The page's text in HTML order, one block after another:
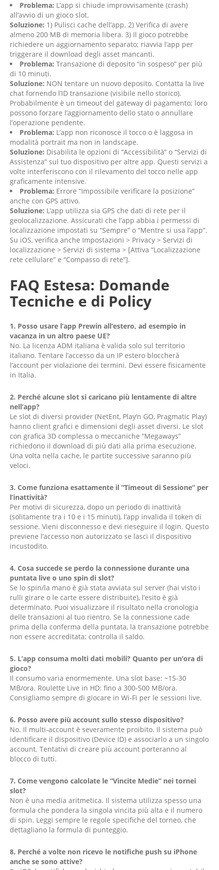
Problema: L’app si chiude improvvisamente (crash)
all’avvio di un gioco slot.
Soluzione: 1) Pulisci cache dell’app. 2) Verifica di avere
almeno 200 MB di memoria libera. 3) Il gioco potrebbe
richiedere un aggiornamento separato; riavvia l’app per
triggerare il download degli asset mancanti.
Problema: Transazione di deposito “in sospeso” per più
di 10 minuti.
Soluzione: NON tentare un nuovo deposito. Contatta la live
chat fornendo l’ID transazione (visibile nello storico).
Probabilmente è un timeout del gateway di pagamento; loro
possono forzare l’aggiornamento dello stato o annullare
l’operazione pendente.
Problema: L’app non riconosce il tocco o è laggosa in
modalità portrait ma non in landscape.
Soluzione: Disabilita le opzioni di “Accessibilità” o “Servizi di
Assistenza” sul tuo dispositivo per altre app. Questi servizi a
volte interferiscono con il rilevamento del tocco nelle app
graficamente intensive.
Problema: Errore “Impossibile verificare la posizione”
anche con GPS attivo.
Soluzione: L’app utilizza sia GPS che dati di rete per il
geolocalizzazione. Assicurati che l’app abbia i permessi di
localizzazione impostati su “Sempre” o “Mentre si usa l’app”.
Su iOS, verifica anche Impostazioni > Privacy > Servizi di
localizzazione > Servizi di sistema > [Attiva “Localizzazione
rete cellulare” e “Compasso di rete”].
FAQ Estesa: Domande
Tecniche e di Policy
1. Posso usare l’app Prewin all’estero, ad esempio in
vacanza in un altro paese UE?
No. La licenza ADM italiana è valida solo sul territorio
italiano. Tentare l’accesso da un IP estero bloccherà
l’account per violazione dei termini. Devi essere fisicamente
in Italia.
2. Perché alcune slot si caricano più lentamente di altre
nell’app?
Le slot di diversi provider (NetEnt, Play’n GO, Pragmatic Play)
hanno client grafici e dimensioni degli asset diversi. Le slot
con grafica 3D complessa o meccaniche “Megaways”
richiedono il download di più dati alla prima esecuzione.
Una volta nella cache, le partite successive saranno più
veloci.
3. Come funziona esattamente il “Timeout di Sessione” per
l’inattività?
Per motivi di sicurezza, dopo un periodo di inattività
(solitamente tra i 10 e i 15 minuti), l’app invalida il token di
sessione. Vieni disconnesso e devi rieseguire il login. Questo
previene l’accesso non autorizzato se lasci il dispositivo
incustodito.
4. Cosa succede se perdo la connessione durante una
puntata live o uno spin di slot?
Se lo spin/la mano è già stata avviata sul server (hai visto i
rulli girare o le carte essere distribuite), l’esito è già
determinato. Puoi visualizzare il risultato nella cronologia
delle transazioni al tuo rientro. Se la connessione cade
prima della conferma della puntata, la transazione potrebbe
non essere accreditata; controlla il saldo.
5. L’app consuma molti dati mobili? Quanto per un’ora di
gioco?
Il consumo varia enormemente. Una slot base: ~15-30
MB/ora. Roulette Live in HD: fino a 300-500 MB/ora.
Consigliamo sempre di giocare in Wi-Fi per le sessioni live.
6. Posso avere più account sullo stesso dispositivo?
No. Il multi-account è severamente proibito. Il sistema può
identificare il dispositivo (Device ID) e associarlo a un singolo
account. Tentativi di creare più account porteranno al
blocco di tutti.
7. Come vengono calcolate le “Vincite Medie” nei tornei
slot?
Non è una media aritmetica. Il sistema utilizza spesso una
formula che pondera la singola vincita più alta e il numero
di spin. Leggi sempre le regole specifiche del torneo, che
dettagliano la formula di punteggio.
8. Perché a volte non ricevo le notifiche push su iPhone
anche se sono attive?